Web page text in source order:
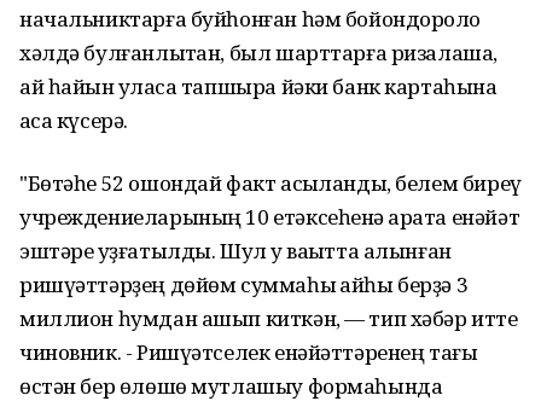
начальниктарға буйһонған һәм бойондороҡло
хәлдә булғанлыҡтан, был шарттарға ризалаша,
ай һайын ҡулаҡса тапшыра йәки банк картаһына
аҡса күсерә.
"Бөтәһе 52 ошондай факт асыҡланды, белем биреү
учреждениеларының 10 етәксеһенә ҡарата енәйәт
эштәре ҡуҙғатылды. Шул уҡ ваҡытта алынған
ришүәттәрҙең дөйөм суммаһы ҡайһы берҙә 3
миллион һумдан ашып киткән, — тип хәбәр итте
чиновник. - Ришүәтселек енәйәттәренең тағы
өстән бер өлөшө мутлашыу формаһында